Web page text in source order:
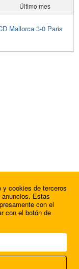
Último mes
Mallorca 3-0 Paris
cookies de terceros
Estas
con el
con el botón de